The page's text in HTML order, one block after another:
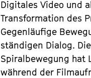
Digitales Video und
Transformation des
Gegenläufige
ständigen Dialog.
Spiralbewegung hat
während der